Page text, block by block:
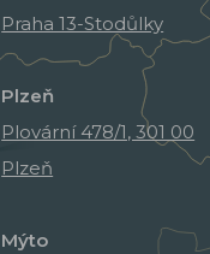
Praha 13-Stodůlky
Plzeň
Plovární 478/1, 301 00
Plzeň
Mýto